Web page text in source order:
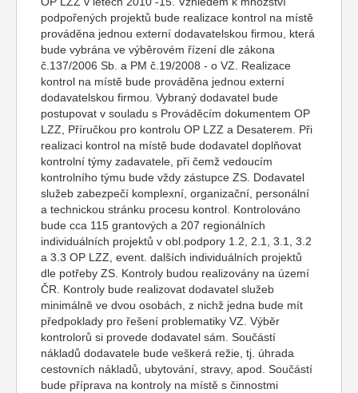
podpořených projektů bude realizace kontrol na místě
prováděna jednou externí dodavatelskou firmou, která
bude vybrána ve výběrovém řízení dle zákona
č.137/2006 Sb. a PM č.19/2008 - o VZ. Realizace
kontrol na místě bude prováděna jednou externí
dodavatelskou firmou. Vybraný dodavatel bude
postupovat v souladu s Prováděcím dokumentem OP
LZZ, Příručkou pro kontrolu OP LZZ a Desaterem. Při
realizaci kontrol na místě bude dodavatel doplňovat
kontrolní týmy zadavatele, při čemž vedoucím
kontrolního týmu bude vždy zástupce ZS. Dodavatel
služeb zabezpečí komplexní, organizační, personální
a technickou stránku procesu kontrol. Kontrolováno
bude cca 115 grantových a 207 regionálních
individuálních projektů v obl.podpory 1.2, 2.1, 3.1, 3.2
a 3.3 OP LZZ, event. dalších individuálních projektů
dle potřeby ZS. Kontroly budou realizovány na území
ČR. Kontroly bude realizovat dodavatel služeb
minimálně ve dvou osobách, z nichž jedna bude mít
předpoklady pro řešení problematiky VZ. Výběr
kontrolorů si provede dodavatel sám. Součástí
nákladů dodavatele bude veškerá režie, tj. úhrada
cestovních nákladů, ubytování, stravy, apod. Součástí
bude příprava na kontroly na místě s činnostmi